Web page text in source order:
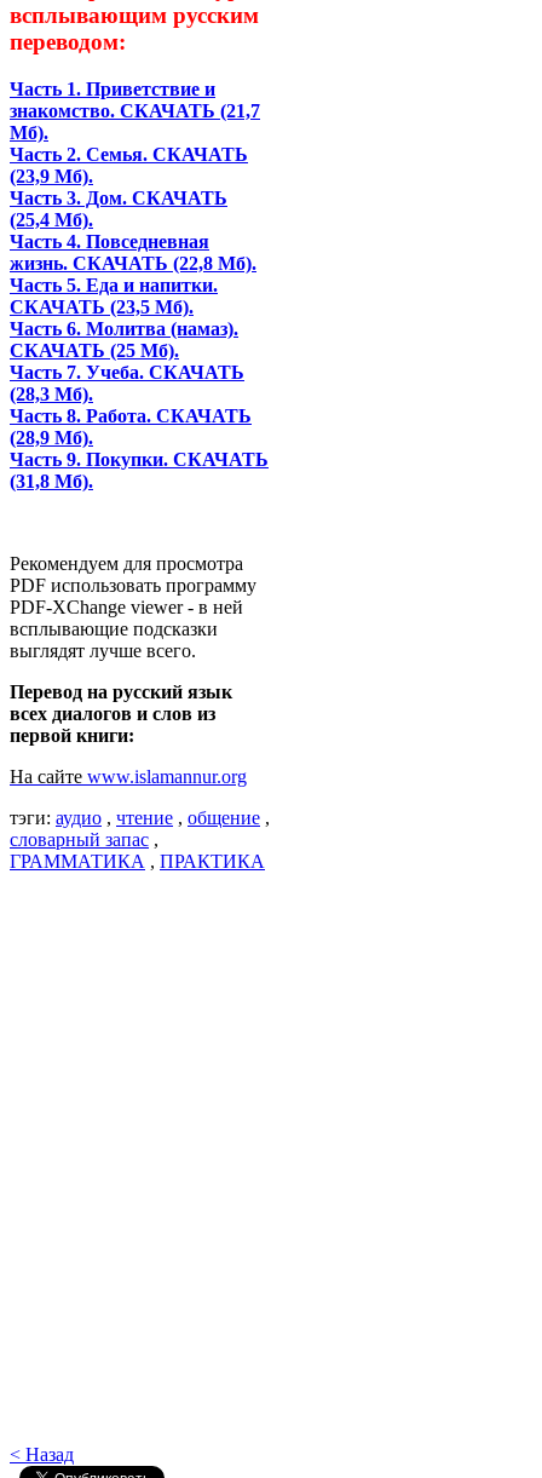
всплывающим русским
переводом:
Часть 1. Приветствие и
знакомство. СКАЧАТЬ (21,7
Мб).
Часть 2. Семья. СКАЧАТЬ
(23,9 Мб).
Часть 3. Дом. СКАЧАТЬ
(25,4 Мб).
Часть 4. Повседневная
жизнь. СКАЧАТЬ (22,8 Мб).
Часть 5. Еда и напитки.
СКАЧАТЬ (23,5 Мб).
Часть 6. Молитва (намаз).
СКАЧАТЬ (25 Мб).
Часть 7. Учеба. СКАЧАТЬ
(28,3 Мб).
Часть 8. Работа. СКАЧАТЬ
(28,9 Мб).
Часть 9. Покупки. СКАЧАТЬ
(31,8 Мб).
Рекомендуем для просмотра
PDF использовать программу
PDF-XChange viewer - в ней
всплывающие подсказки
выглядят лучше всего.
Перевод на русский язык
всех диалогов и слов из
первой книги:
На сайте www.islamannur.org
тэги: аудио , чтение , общение ,
словарный запас ,
ГРАММАТИКА , ПРАКТИКА
< Назад